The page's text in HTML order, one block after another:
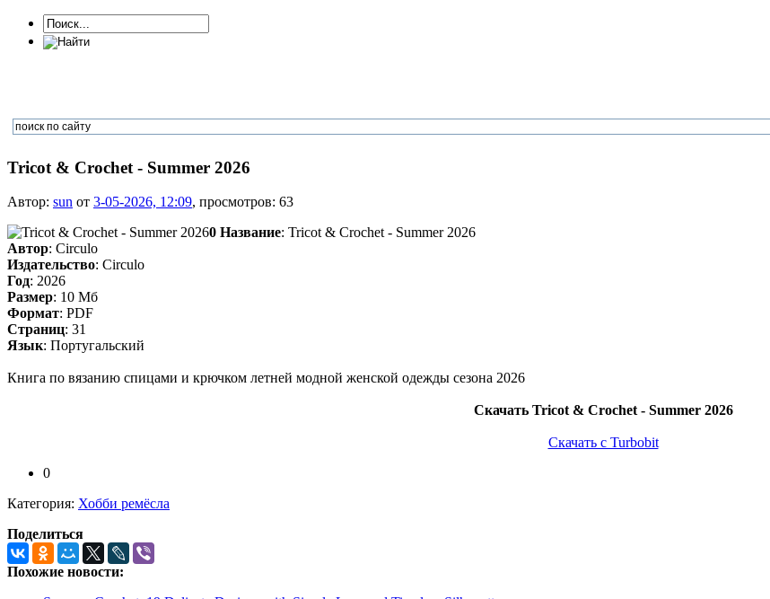
Tricot & Crochet - Summer 2026
Автор: sun от 3-05-2026, 12:09, просмотров: 63
0 Название: Tricot & Crochet - Summer 2026
Автор: Circulo
Издательство: Circulo
Год: 2026
Размер: 10 Мб
Формат: PDF
Страниц: 31
Язык: Португальский
Книга по вязанию спицами и крючком летней модной женской одежды сезона 2026
Скачать Tricot & Crochet - Summer 2026
Скачать с Turbobit
0
Категория: Хобби ремёсла
Поделиться
Похожие новости: